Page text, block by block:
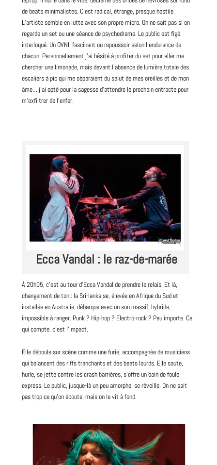
de beats minimalistes. C’est radical, étrange, presque hostile.
L’artiste semble en lutte avec son propre micro. On ne sait pas si on
regarde un set ou une séance de psychodrame. Le public est figé,
interloqué. Un OVNI, fascinant ou repoussoir selon l’endurance de
chacun. Personnellement j’ai hésité à profiter du set pour aller me
chercher une limonade, mais devant l’absence de lumière totale des
escaliers à pic qui me séparaient du salut de mes oreilles et de mon
âme… j’ai opté pour la sagesse d’attendre le prochain entracte pour
m’exfiltrer de l’enfer.
Ecca Vandal : le raz-de-marée
À 20h05, c’est au tour d’Ecca Vandal de prendre le relais. Et là,
changement de ton : la Sri-lankaise, élevée en Afrique du Sud et
installée en Australie, débarque avec un son massif, hybride,
impossible à ranger. Punk ? Hip-hop ? Electro-rock ? Peu importe. Ce
qui compte, c’est l’impact.
Elle déboule sur scène comme une furie, accompagnée de musiciens
qui balancent des riffs tranchants et des beats lourds. Elle saute,
hurle, se jette contre les crash barrières, s’offre un bain de foule
express. Le public, jusque-là un peu amorphe, se réveille. On ne sait
pas trop ce qu’on écoute, mais on le vit à fond.